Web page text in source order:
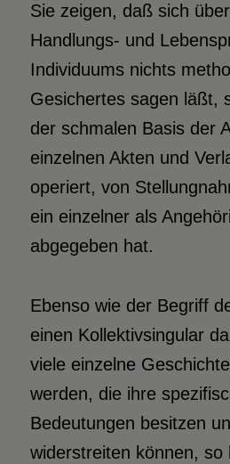
Sie zeigen, daß sich
Handlungs- und
Individuums nichts
Gesichertes sagen läßt,
der schmalen Basis der
einzelnen Akten und
operiert, von
ein einzelner als
abgegeben hat.
Ebenso wie der Begriff
einen Kollektivsingular
viele einzelne
werden, die ihre
Bedeutungen besitzen
widerstreiten können, so